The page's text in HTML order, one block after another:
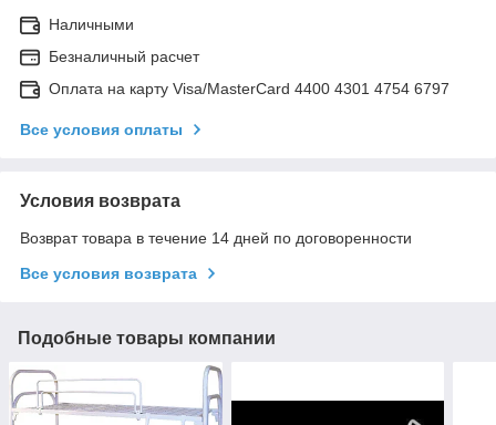
Наличными
Безналичный расчет
Оплата на карту Visa/MasterCard 4400 4301 4754 6797
Все условия оплаты
Условия возврата
Возврат товара в течение 14 дней по договоренности
Все условия возврата
Подобные товары компании